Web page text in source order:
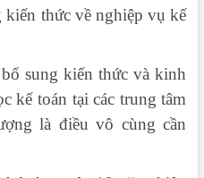
thức về nghiệp vụ kế
sung kiến thức và kinh
kế toán tại các trung tâm
là điều vô cùng cần